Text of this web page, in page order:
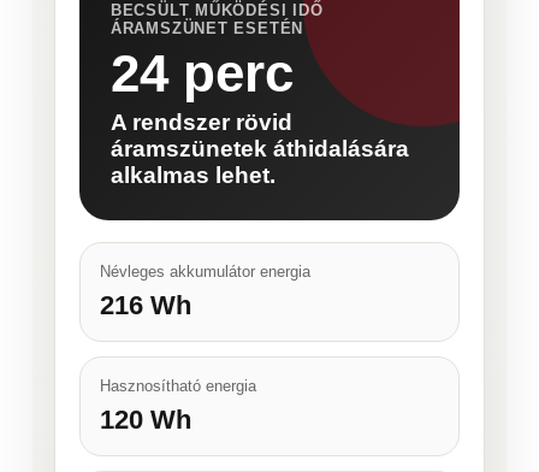
BECSÜLT MŰKÖDÉSI IDŐ
ÁRAMSZÜNET ESETÉN
24 perc
A rendszer rövid
áramszünetek áthidalására
alkalmas lehet.
Névleges akkumulátor energia
216 Wh
Hasznosítható energia
120 Wh